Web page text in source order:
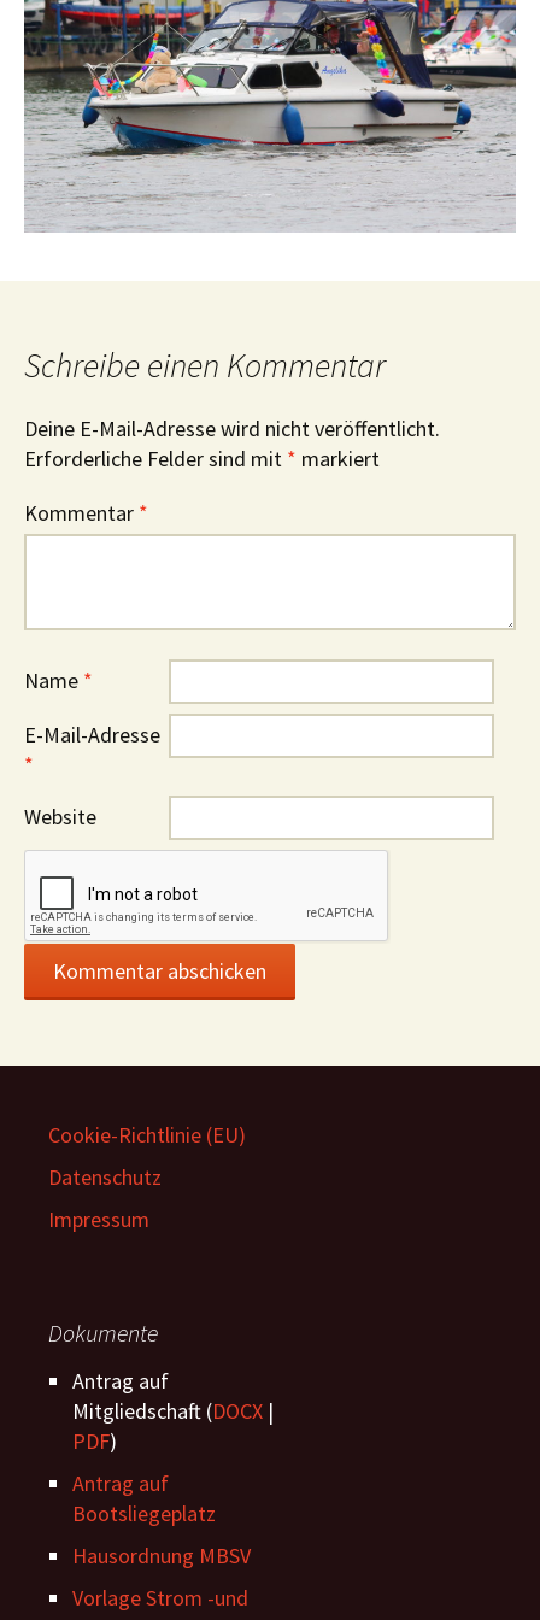
Schreibe einen Kommentar
Deine E-Mail-Adresse wird nicht veröffentlicht.
Erforderliche Felder sind mit * markiert
Kommentar *
Name *
E-Mail-Adresse
*
Website
Cookie-Richtlinie (EU)
Datenschutz
Impressum
Dokumente
Antrag auf
Mitgliedschaft (DOCX |
PDF)
Antrag auf
Bootsliegeplatz
Hausordnung MBSV
Vorlage Strom -und